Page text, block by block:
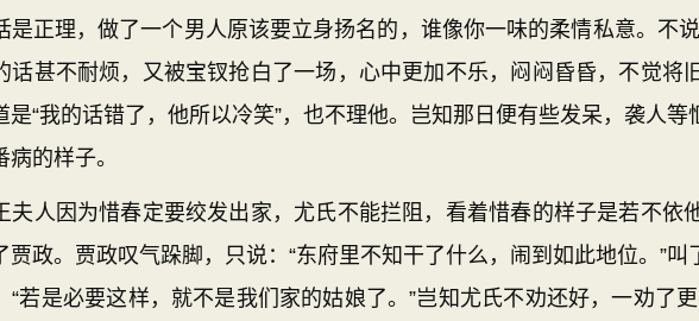
是正理，做了一个男人原该要立身扬名的，谁像你一味的柔情私意。不
话甚不耐烦，又被宝钗抢白了一场，心中更加不乐，闷闷昏昏，不觉将
是“我的话错了，他所以冷笑”，也不理他。岂知那日便有些发呆，袭人
的样子。
因为惜春定要绞发出家，尤氏不能拦阻，看着惜春的样子是若不依
贾政。贾政叹气跺脚，只说：“东府里不知干了什么，闹到如此地位。”
“若是必要这样，就不是我们家的姑娘了。”岂知尤氏不劝还好，一劝了